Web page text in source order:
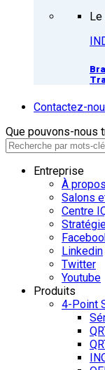
Contactez-
Que pouvons-nous
Entreprise
À
Salons
Centre
Linkedin
Twitter
Youtube
Produits
4-Point